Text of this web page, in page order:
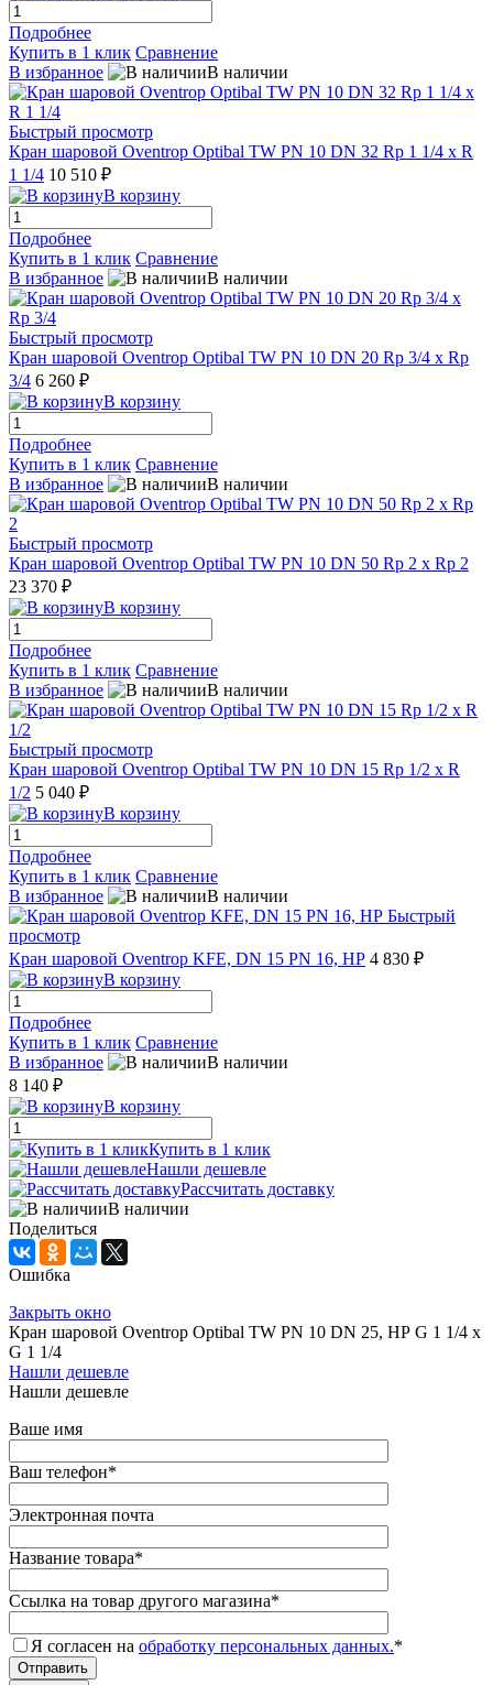
Подробнее
Купить в 1 клик Сравнение
В избранное
В наличии
Быстрый просмотр
Кран шаровой Oventrop Optibal TW PN 10 DN 32 Rp 1 1/4 x R
1 1/4 10 510 ₽
В корзину
Подробнее
Купить в 1 клик Сравнение
В избранное
В наличии
Быстрый просмотр
Кран шаровой Oventrop Optibal TW PN 10 DN 20 Rp 3/4 x Rp
3/4 6 260 ₽
В корзину
Подробнее
Купить в 1 клик Сравнение
В избранное
В наличии
Быстрый просмотр
Кран шаровой Oventrop Optibal TW PN 10 DN 50 Rp 2 x Rp 2
23 370 ₽
В корзину
Подробнее
Купить в 1 клик Сравнение
В избранное
В наличии
Быстрый просмотр
Кран шаровой Oventrop Optibal TW PN 10 DN 15 Rp 1/2 x R
1/2 5 040 ₽
В корзину
Подробнее
Купить в 1 клик Сравнение
В избранное
В наличии
Быстрый
просмотр
Кран шаровой Oventrop KFE, DN 15 PN 16, НР 4 830 ₽
В корзину
Подробнее
Купить в 1 клик Сравнение
В избранное
В наличии
8 140 ₽
В корзину
Купить в 1 клик
Нашли дешевле
Рассчитать доставку
В наличии
Поделиться
Ошибка
Закрыть окно
Кран шаровой Oventrop Optibal TW PN 10 DN 25, НР G 1 1/4 х
G 1 1/4
Нашли дешевле
Нашли дешевле
Ваше имя
Ваш телефон*
Электронная почта
Название товара*
Ссылка на товар другого магазина*
Я согласен на обработку персональных данных.*